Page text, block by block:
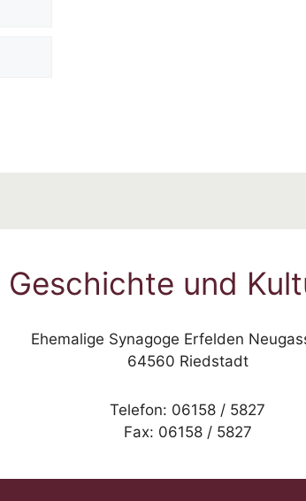
und
Ehemalige Synagoge Erfelden
64560 Riedstadt
Telefon: 06158 / 5827
Fax: 06158 / 5827